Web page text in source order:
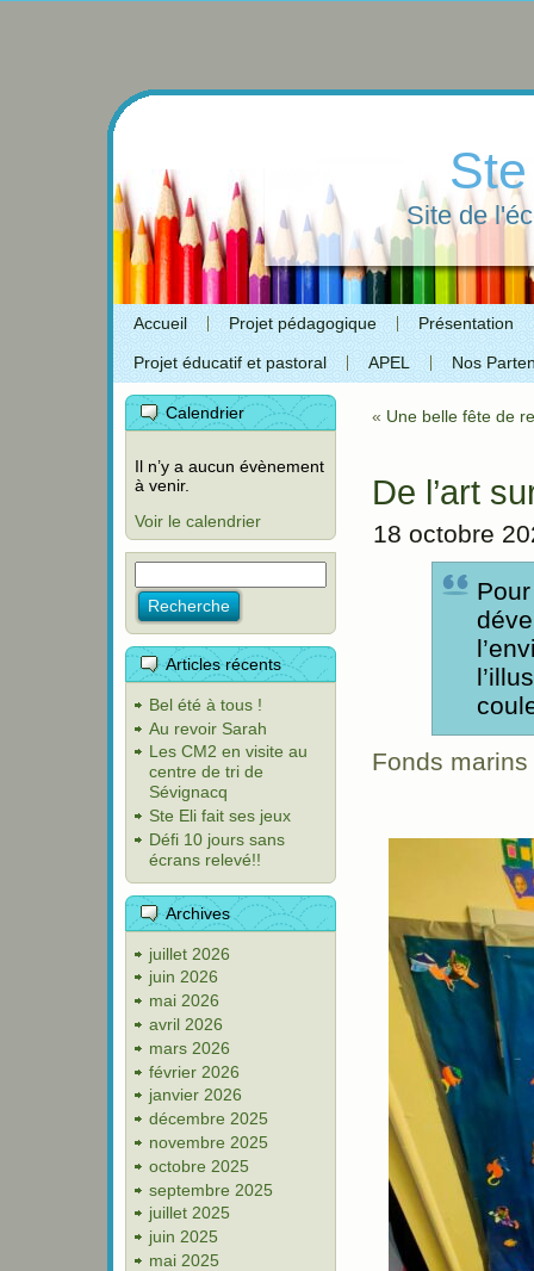
Site de
Accueil Projet pédagogique Présentation
Projet éducatif et pastoral APEL Nos
Calendrier
Il n’y a aucun évènement
à venir.
Voir le calendrier
Articles récents
Bel été à tous !
Au revoir Sarah
Les CM2 en visite au
centre de tri de
Sévignacq
Ste Eli fait ses jeux
Défi 10 jours sans
écrans relevé!!
Archives
juillet 2026
juin 2026
mai 2026
avril 2026
mars 2026
février 2026
janvier 2026
décembre 2025
novembre 2025
octobre 2025
septembre 2025
juillet 2025
juin 2025
mai 2025
« Une belle fête de
De l’art
18 octobre
Fonds marins